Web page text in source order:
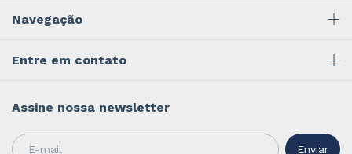
Navegação
Entre em contato
Assine nossa newsletter